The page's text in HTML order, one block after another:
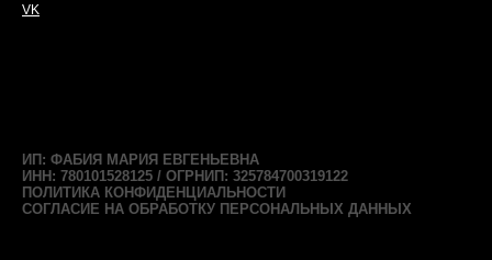
VK
ИП: ФАБИЯ МАРИЯ ЕВГЕНЬЕВНА
ИНН: 780101528125 / ОГРНИП: 325784700319122
ПОЛИТИКА КОНФИДЕНЦИАЛЬНОСТИ
СОГЛАСИЕ НА ОБРАБОТКУ ПЕРСОНАЛЬНЫХ ДАННЫХ